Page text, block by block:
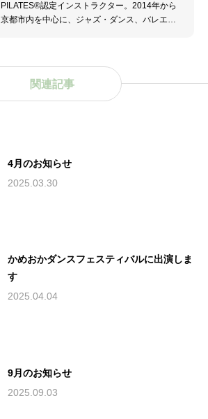
PILATES®認定インストラクター。2014年から
京都市内を中心に、ジャズ・ダンス、バレエ、
岡ジャズ・ストリート ダンス構成アドバイザ
関連記事
4月のお知らせ
2025.03.30
かめおかダンスフェスティバルに出演しま
す
2025.04.04
9月のお知らせ
2025.09.03